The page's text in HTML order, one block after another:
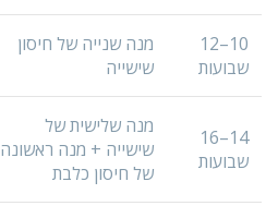
10–12
שבועות
מנה שנייה של חיסון
שישייה
14–16
שבועות
מנה שלישית של
שישייה + מנה ראשונה
של חיסון כלבת